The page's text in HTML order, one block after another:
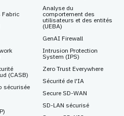
Fabric
(CASB)
sécurisée
Analyse du
comportement des
utilisateurs et des entités
(UEBA)
GenAI Firewall
Intrusion Protection
System (IPS)
Zero Trust Everywhere
Sécurité de l'IA
Secure SD-WAN
SD-LAN sécurisé